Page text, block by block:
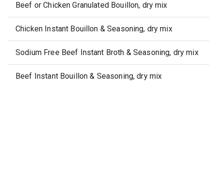
Beef or Chicken Granulated Bouillon, dry mix
Chicken Instant Bouillon & Seasoning, dry mix
Sodium Free Beef Instant Broth & Seasoning, dry mix
Beef Instant Bouillon & Seasoning, dry mix